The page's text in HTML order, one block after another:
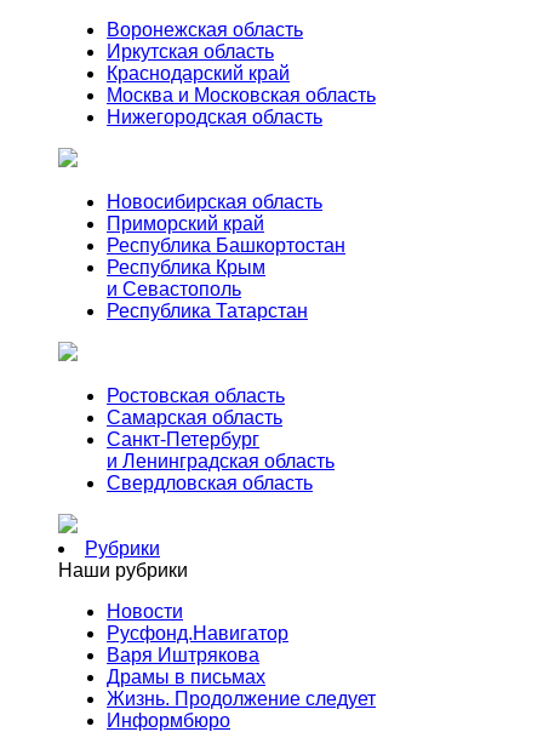
Воронежская область
Иркутская область
Краснодарский край
Москва и Московская область
Нижегородская область
Новосибирская область
Приморский край
Республика Башкортостан
Республика Крым
и Севастополь
Республика Татарстан
Ростовская область
Самарская область
Санкт-Петербург
и Ленинградская область
Свердловская область
Рубрики
Наши рубрики
Новости
Русфонд.Навигатор
Варя Иштрякова
Драмы в письмах
Жизнь. Продолжение следует
Информбюро